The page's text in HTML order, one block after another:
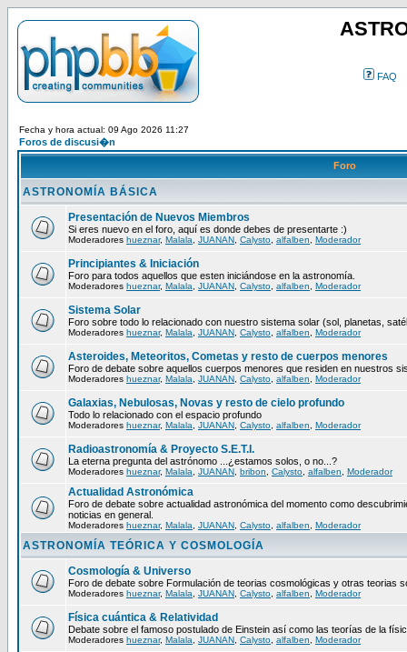
FAQ
Fecha y hora actual: 09 Ago 2026 11:27
Foros de discusi�n
Foro
ASTRONOMÍA BÁSICA
Presentación de Nuevos Miembros
Si eres nuevo en el foro, aquí es donde debes de presentarte :)
Moderadores hueznar, Malala JUANAN Calysto alfalben Moderador
Principiantes & Iniciación
Foro para todos aquellos que esten iniciándose en la astronomía.
Moderadores hueznar, Malala JUANAN Calysto alfalben Moderador
Sistema Solar
Foro sobre todo lo relacionado con nuestro sistema solar (sol, planetas,
Moderadores hueznar, Malala JUANAN Calysto alfalben Moderador
Asteroides, Meteoritos, Cometas y resto de cuerpos menores
Foro de debate sobre aquellos cuerpos menores que residen en nuestros
Moderadores hueznar, Malala JUANAN Calysto alfalben Moderador
Galaxias, Nebulosas, Novas y resto de cielo profundo
Todo lo relacionado con el espacio profundo
Moderadores hueznar, Malala JUANAN Calysto alfalben Moderador
Radioastronomía & Proyecto S.E.T.I.
La eterna pregunta del astrónomo ...¿estamos solos, o no...?
Moderadores hueznar, Malala JUANAN bribon Calysto alfalben Moderador
Actualidad Astronómica
Foro de debate sobre actualidad astronómica del momento como
noticias en general.
Moderadores hueznar, Malala JUANAN Calysto alfalben Moderador
ASTRONOMÍA TEÓRICA Y COSMOLOGÍA
Cosmología & Universo
Foro de debate sobre Formulación de teorias cosmológicas y otras teorias
Moderadores hueznar, Malala JUANAN Calysto alfalben Moderador
Física cuántica & Relatividad
Debate sobre el famoso postulado de Einstein así como las teorías de la
Moderadores hueznar, Malala JUANAN Calysto alfalben Moderador